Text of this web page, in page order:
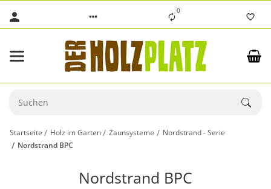
0
Startseite Holz im Garten Zaunsysteme
Nordstrand - Serie
Nordstrand BPC
Nordstrand BPC